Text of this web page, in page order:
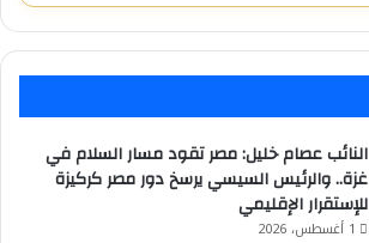
النائب عصام خليل: مصر تقود مسار السلام في
غزة.. والرئيس السيسي يرسخ دور مصر كركيزة
للإستقرار الإقليمي
1 أغسطس، 2026